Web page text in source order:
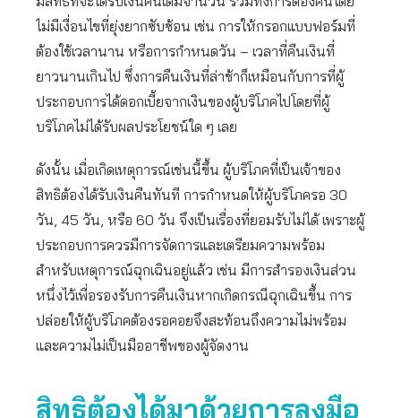
ไม่มีเงื่อนไขที่ยุ่งยากซับซ้อน เช่น การให้กรอกแบบฟอร์มที่
ต้องใช้เวลานาน หรือการกำหนดวัน – เวลาที่คืนเงินที่
ยาวนานเกินไป ซึ่งการคืนเงินที่ล่าช้าก็เหมือนกับการที่ผู้
ประกอบการได้ดอกเบี้ยจากเงินของผู้บริโภคไปโดยที่ผู้
บริโภคไม่ได้รับผลประโยชน์ใด ๆ เลย
ดังนั้น เมื่อเกิดเหตุการณ์เช่นนี้ขึ้น ผู้บริโภคที่เป็นเจ้าของ
สิทธิต้องได้รับเงินคืนทันที การกำหนดให้ผู้บริโภครอ 30
วัน, 45 วัน, หรือ 60 วัน จึงเป็นเรื่องที่ยอมรับไม่ได้ เพราะผู้
ประกอบการควรมีการจัดการและเตรียมความพร้อม
สำหรับเหตุการณ์ฉุกเฉินอยู่แล้ว เช่น มีการสำรองเงินส่วน
หนึ่งไว้เพื่อรองรับการคืนเงินหากเกิดกรณีฉุกเฉินขึ้น การ
ปล่อยให้ผู้บริโภคต้องรอคอยจึงสะท้อนถึงความไม่พร้อม
และความไม่เป็นมืออาชีพของผู้จัดงาน
สิทธิต้องได้มาด้วยการลงมือ